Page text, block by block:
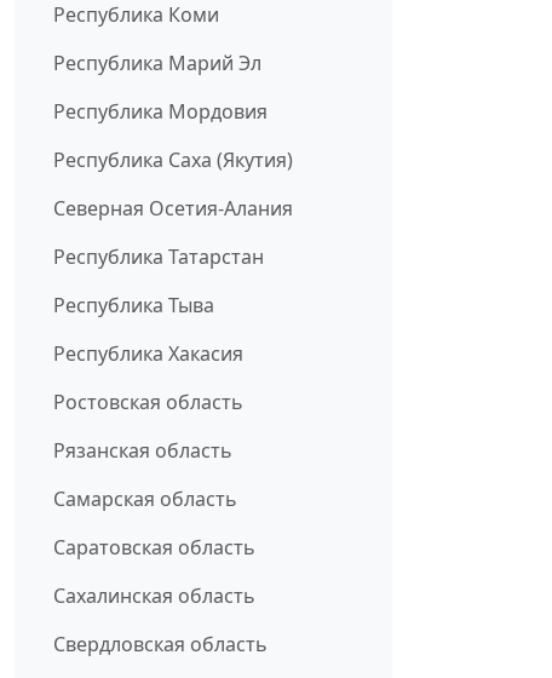
Республика Коми
Республика Марий Эл
Республика Мордовия
Республика Саха (Якутия)
Северная Осетия-Алания
Республика Татарстан
Республика Тыва
Республика Хакасия
Ростовская область
Рязанская область
Самарская область
Саратовская область
Сахалинская область
Свердловская область